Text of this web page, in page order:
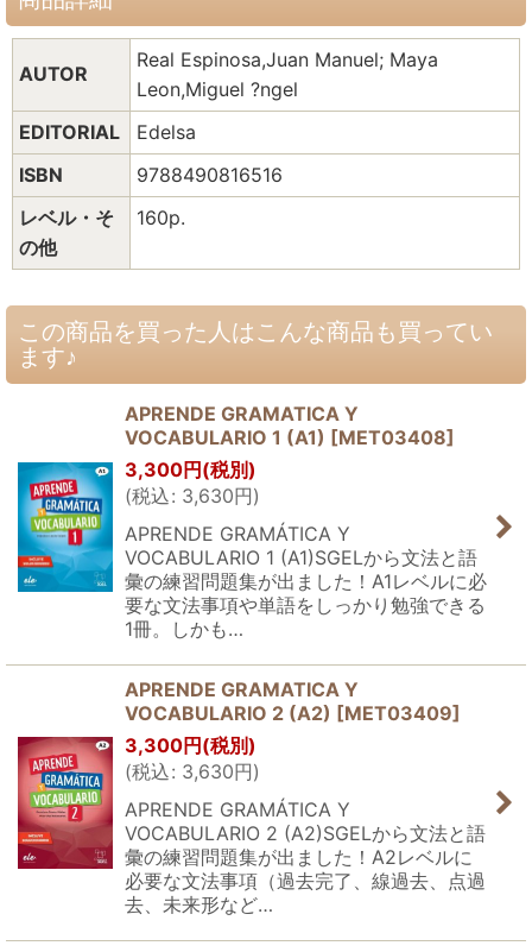
AUTOR
Real Espinosa,Juan Manuel; Maya
Leon,Miguel ?ngel
EDITORIAL
Edelsa
ISBN
9788490816516
レベル・そ
の他
160p.
この商品を買った人はこんな商品も買ってい
ます♪
APRENDE GRAMATICA Y
VOCABULARIO 1 (A1) [MET03408]
3,300円 (税別)
(税込: 3,630円)
APRENDE GRAMÁTICA Y
VOCABULARIO 1 (A1)SGELから文法と語
彙の練習問題集が出ました！A1レベルに必
要な文法事項や単語をしっかり勉強できる
1冊。しかも…
APRENDE GRAMATICA Y
VOCABULARIO 2 (A2) [MET03409]
3,300円 (税別)
(税込: 3,630円)
APRENDE GRAMÁTICA Y
VOCABULARIO 2 (A2)SGELから文法と語
彙の練習問題集が出ました！A2レベルに
必要な文法事項（過去完了、線過去、点過
去、未来形など…